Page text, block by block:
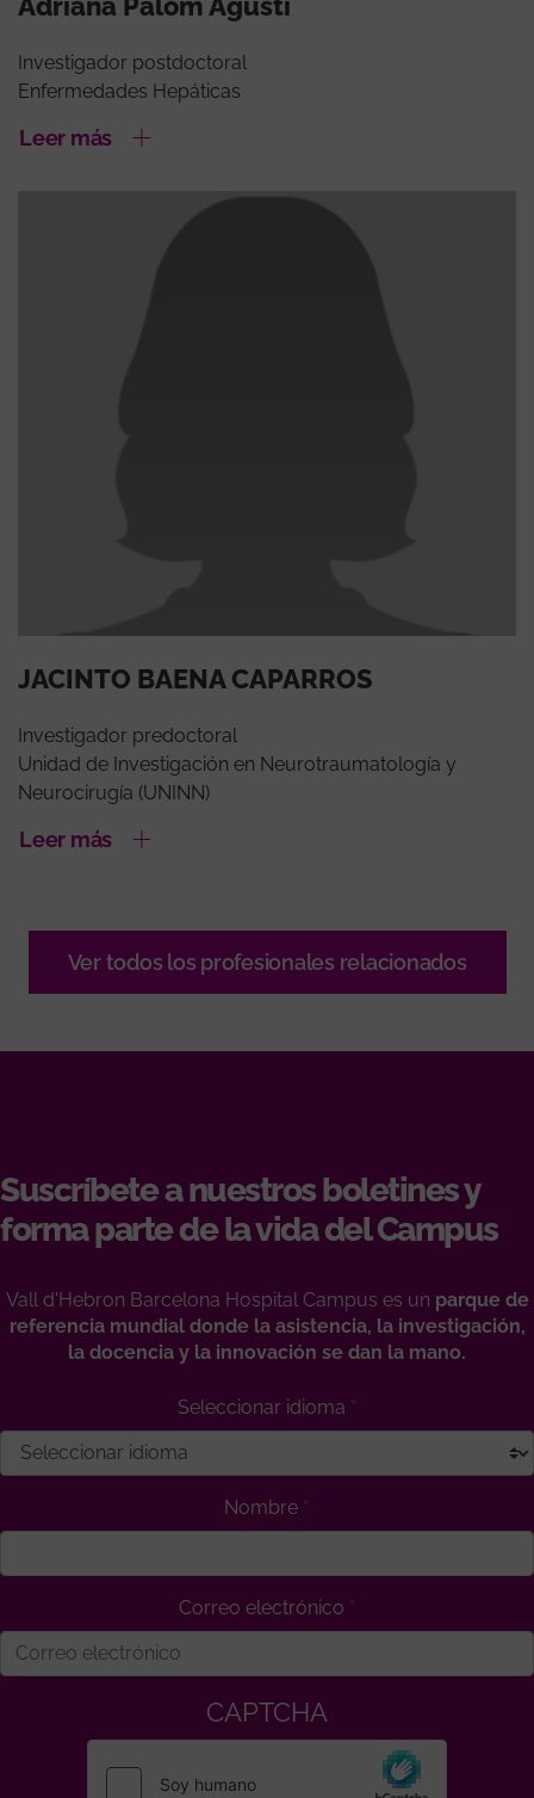
Investigador postdoctoral
Enfermedades Hepáticas
Leer más
JACINTO BAENA CAPARROS
Investigador predoctoral
Unidad de Investigación en Neurotraumatología y
Neurocirugía (UNINN)
Leer más
Ver todos los profesionales relacionados
Suscríbete a nuestros boletines y
forma parte de la vida del Campus
Vall d'Hebron Barcelona Hospital Campus es un parque de
referencia mundial donde la asistencia, la investigación,
la docencia y la innovación se dan la mano.
Seleccionar idioma
Nombre
Correo electrónico
CAPTCHA